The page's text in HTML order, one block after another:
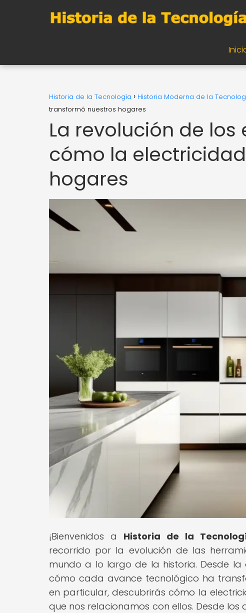
Historia de la Tecnología Historia Moderna de la
transformó nuestros hogares
La revolución de
cómo la
hogares
¡Bienvenidos a Historia de la
recorrido por la evolución de las
mundo a lo largo de la historia. Desde
cómo cada avance tecnológico ha
en particular, descubrirás cómo la
que nos relacionamos con ellos. Desde